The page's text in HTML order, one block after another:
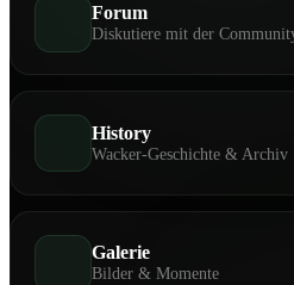
Forum
Diskutiere mit der
History
Wacker-Geschichte & Archiv
Galerie
Bilder & Momente